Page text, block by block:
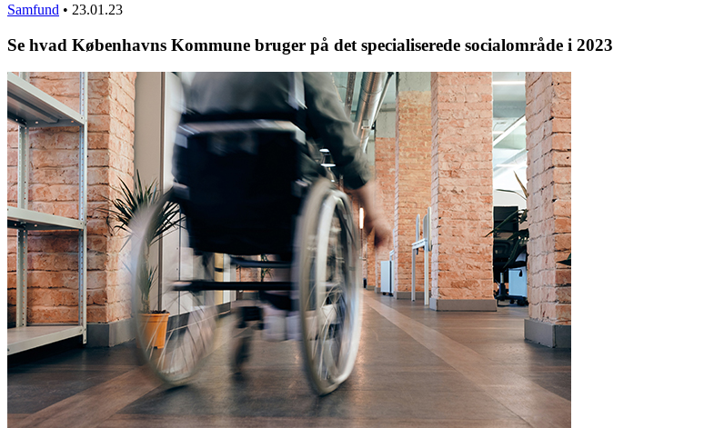
Samfund • 23.01.23
Se hvad Københavns Kommune bruger på det specialiserede socialområde i 2023